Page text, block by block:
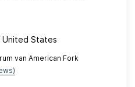
United States
van American Fork